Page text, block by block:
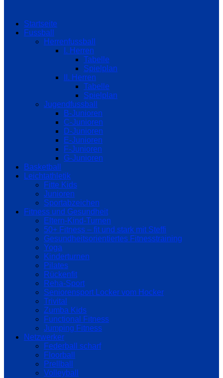
Startseite
Fussball
Herrenfussball
I. Herren
Tabelle
Spielplan
II. Herren
Tabelle
Spielplan
Jugendfussball
B-Junioren
C-Junioren
D-Junioren
E-Junioren
F-Junioren
G-Junioren
Basketball
Leichtathletik
Fitte Kids
Junioren
Sportabzeichen
Fitness und Gesundheit
Eltern-Kind-Turnen
50+ Fitness – fit und stark mit Steffi
Gesundheitsorientiertes Fitnesstraining
Yoga
Kinderturnen
Pilates
Rückenfit
Reha-Sport
Seniorensport Locker vom Hocker
Trivital
Zumba Kids
Functional Fitness
Jumping Fitness
Netzwerker
Federball scharf
Floorball
Prellball
Volleyball